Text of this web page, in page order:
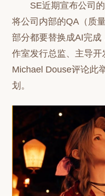
SE近期宣布公司
将公司内部的QA（质
部分都要替换成AI完
作室发行总监、主导
Michael Douse评论此
划。